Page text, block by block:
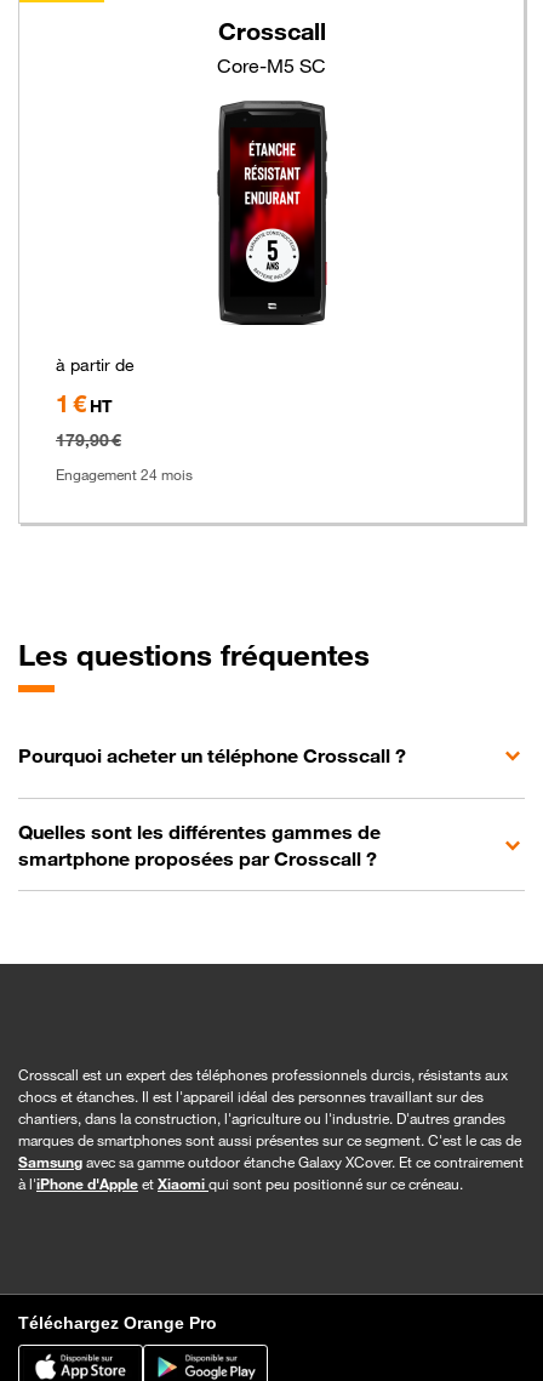
Crosscall
Core-M5 SC
à partir de
1 € HT
179,90 €
Engagement 24 mois
Les questions fréquentes
Pourquoi acheter un téléphone Crosscall ?
Quelles sont les différentes gammes de
smartphone proposées par Crosscall ?
Crosscall est un expert des téléphones professionnels durcis, résistants aux
chocs et étanches. Il est l'appareil idéal des personnes travaillant sur des
chantiers, dans la construction, l'agriculture ou l'industrie. D'autres grandes
marques de smartphones sont aussi présentes sur ce segment. C'est le cas de
Samsung avec sa gamme outdoor étanche Galaxy XCover. Et ce contrairement
à l'iPhone d'Apple et Xiaomi qui sont peu positionné sur ce créneau.
Téléchargez Orange Pro